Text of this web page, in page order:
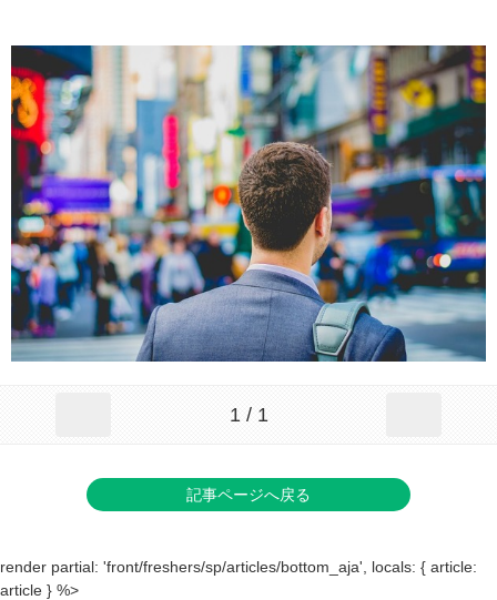
1 / 1
記事ページへ戻る
render partial: 'front/freshers/sp/articles/bottom_aja', locals: { article:
article } %>